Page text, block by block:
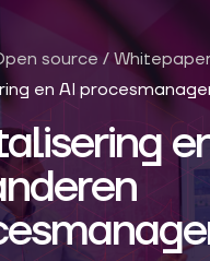
source /
en AI